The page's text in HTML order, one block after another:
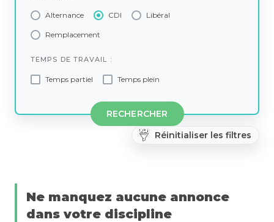
Réinitialiser les filtres
Alternance CDI Libéral
Remplacement
TEMPS DE TRAVAIL :
Temps partiel Temps plein
RECHERCHER
Ne manquez aucune annonce
dans votre discipline